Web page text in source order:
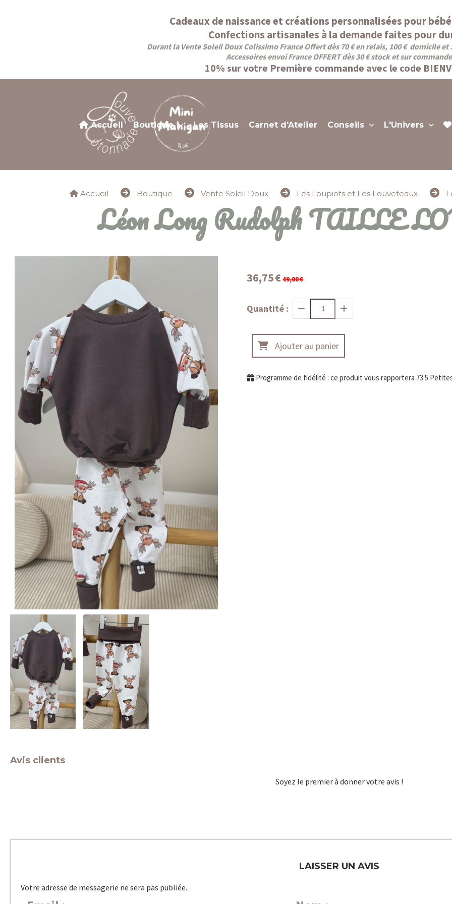
Cadeaux de naissance et créations personnalisées pour
Confections artisanales à la demande faites pour
Durant la Vente Soleil Doux Colissimo France Offert dès 70 € en relais, 100 € domicile et
Accessoires envoi France OFFERT dès 30 € stock et sur commande
10% sur votre Première commande avec le code
Accueil Boutique Les Tissus Carnet d'Atelier Conseils L'Univers
Accueil Boutique Vente Soleil Doux Les Loupiots et Les Louveteaux
Léon Long Rudolph TAILLE
36,75€ 49,00€
Quantité :
Ajouter au panier
Programme de fidélité : ce produit vous rapportera 73.5
Avis clients
Soyez le premier à donner votre avis !
LAISSER UN AVIS
Votre adresse de messagerie ne sera pas publiée.